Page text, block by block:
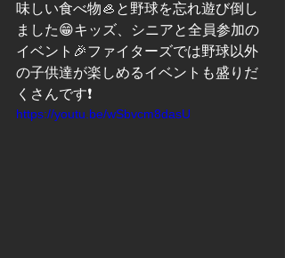
味しい食べ物🦪と野球を忘れ遊び倒し
ました😁キッズ、シニアと全員参加の
イベント🎉ファイターズでは野球以外
の子供達が楽しめるイベントも盛りだ
くさんです❗️
https://youtu.be/wSbvcm8dasU